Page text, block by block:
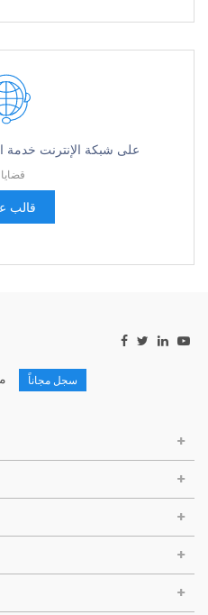
على شبكة الإنترنت خدمة
18 قضايا
قالب
سجل مجاناً